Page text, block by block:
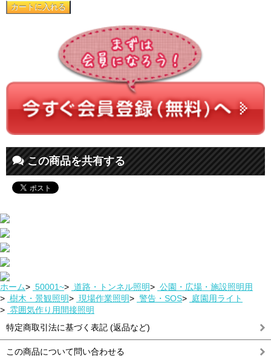
この商品を共有する
ホーム> 50001~> 道路・トンネル照明> 公園・広場・施設照明用
> 樹木・景観照明> 現場作業照明> 警告・SOS> 庭園用ライト
> 雰囲気作り用間接照明
特定商取引法に基づく表記 (返品など)
この商品について問い合わせる